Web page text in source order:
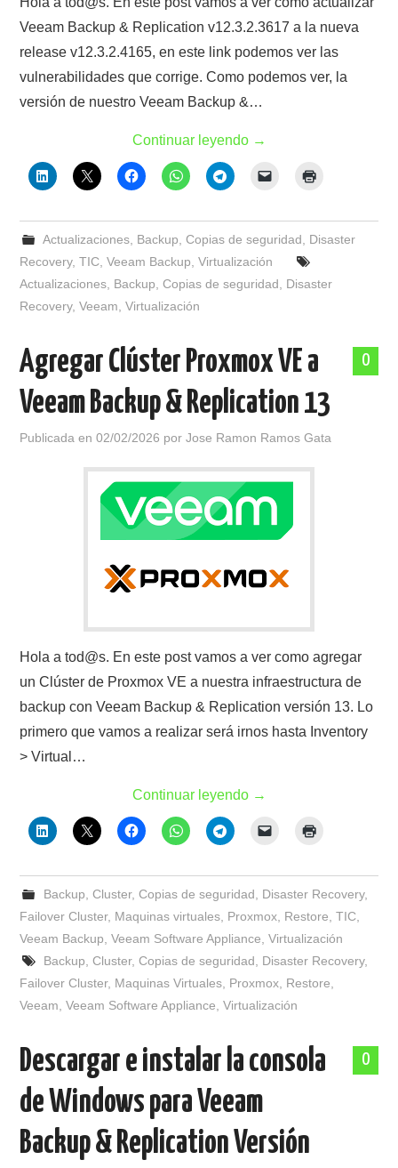
Veeam Backup & Replication v12.3.2.3617 a la nueva
release v12.3.2.4165, en este link podemos ver las
vulnerabilidades que corrige. Como podemos ver, la
versión de nuestro Veeam Backup &…
Continuar leyendo →
Actualizaciones, Backup Copias de seguridad
Disaster
Recovery,TIC ,Veeam Backup ,Virtualización
Actualizaciones Backup ,Copias de seguridad
Disaster
Recovery,Veeam ,Virtualización
0
Agregar Clúster Proxmox VE a
Veeam Backup & Replication 13
Publicada en02/02/2026 porJose Ramon Ramos Gata
Hola a tod@s. En este post vamos a ver como agregar
un Clúster de Proxmox VE a nuestra infraestructura de
backup con Veeam Backup & Replication versión 13. Lo
primero que vamos a realizar será irnos hasta Inventory
> Virtual…
Continuar leyendo →
Backup Cluster, Copias de seguridad Disaster Recovery,
Failover Cluster, Maquinas virtuales Proxmox Restore ,TIC
Veeam Backup ,Veeam Software Appliance ,Virtualización
Backup Cluster, Copias de seguridad Disaster Recovery,
Failover Cluster, Maquinas Virtuales Proxmox Restore
Veeam ,Veeam Software Appliance ,Virtualización
0
Descargar e instalar la consola
de Windows para Veeam
Backup & Replication Versión